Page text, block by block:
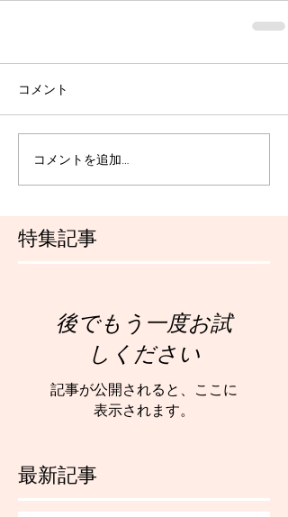
特集記事
最新記事
コメント
コメントを追加…
後でもう一度お試
しください
記事が公開されると、ここに
表示されます。